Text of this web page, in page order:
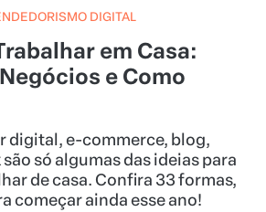
DIGITAL
em Casa:
e Como
digital, e-commerce, blog,
só algumas das ideias para
de casa. Confira 33 formas,
começar ainda esse ano!